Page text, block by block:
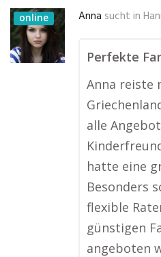
online Anna sucht in
Perfekte
Anna reiste
alle
hatte eine
Besonders
flexible
günstigen
angeboten